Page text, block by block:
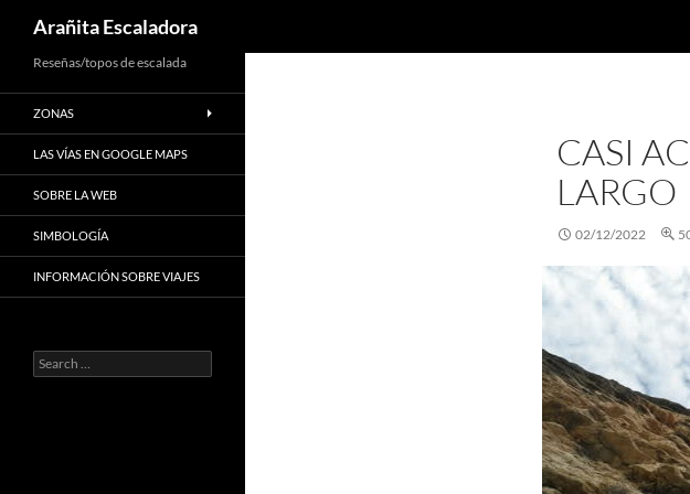
to
content
Arañita Escaladora
CASI
LARGO
02/12/2022
Reseñas/topos de escalada
ZONAS
LAS VÍAS EN GOOGLE MAPS
SOBRE LA WEB
SIMBOLOGÍA
INFORMACIÓN SOBRE VIAJES
Search
for: